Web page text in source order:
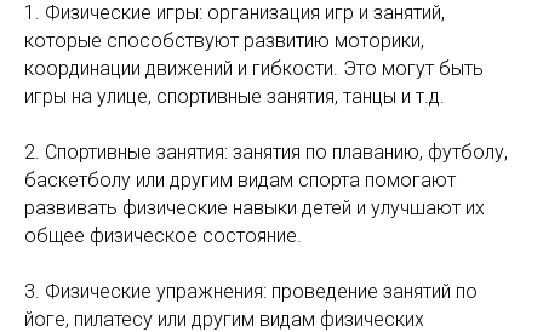
1. Физические игры: организация игр и занятий,
которые способствуют развитию моторики,
координации движений и гибкости. Это могут быть
игры на улице, спортивные занятия, танцы и т.д.
2. Спортивные занятия: занятия по плаванию, футболу,
баскетболу или другим видам спорта помогают
развивать физические навыки детей и улучшают их
общее физическое состояние.
3. Физические упражнения: проведение занятий по
йоге, пилатесу или другим видам физических